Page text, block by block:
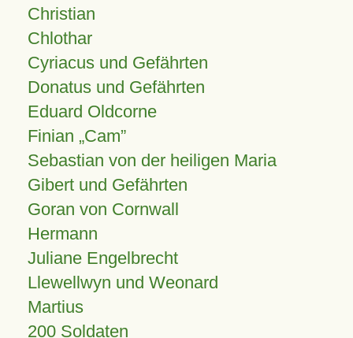
Christian
Chlothar
Cyriacus und Gefährten
Donatus und Gefährten
Eduard Oldcorne
Finian Cam
Sebastian von der heiligen Maria
Gibert und Gefährten
Goran von Cornwall
Hermann
Juliane Engelbrecht
Llewellwyn und Weonard
Martius
200 Soldaten